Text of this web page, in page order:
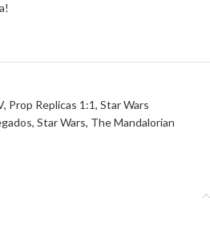
, Prop Replicas 1:1, Star Wars
, Star Wars, The Mandalorian